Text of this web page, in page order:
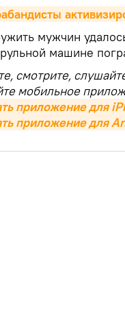
мужчин
машине
смотрите,
мобильное
приложение для
приложение для